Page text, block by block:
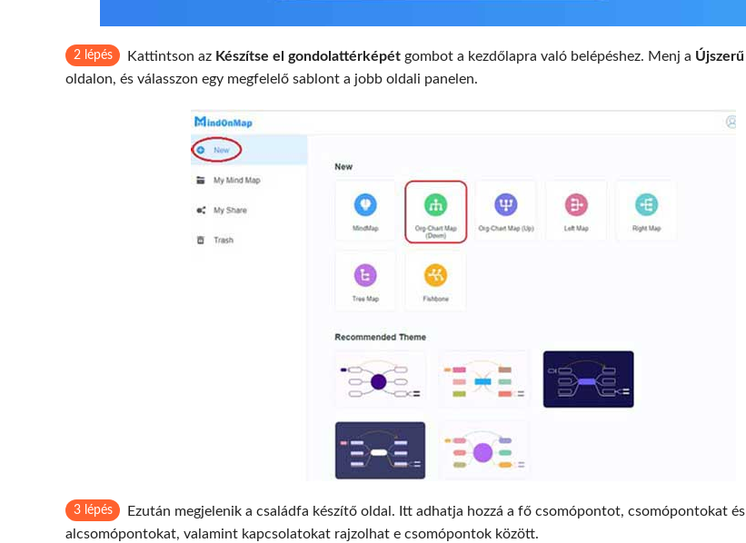
2 lépés Kattintson az Készítse el gondolattérképét gombot a kezdőlapra való belépéshez. Menj a Újszerű
oldalon, és válasszon egy megfelelő sablont a jobb oldali panelen.
3 lépés
Ezután megjelenik a családfa készítő oldal. Itt adhatja hozzá a fő csomópontot, csomópontokat és
alcsomópontokat, valamint kapcsolatokat rajzolhat e csomópontok között.